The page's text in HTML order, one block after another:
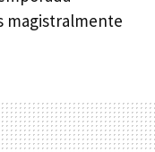
magistralmente